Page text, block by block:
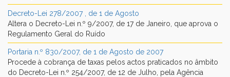
Decreto-Lei 278/2007 , de 1 de Agosto
Altera o Decreto-Lei n.º 9/2007, de 17 de Janeiro, que aprova o
Regulamento Geral do Ruído
Portaria n.º 830/2007, de 1 de Agosto de 2007
Procede à cobrança de taxas pelos actos praticados no âmbito
do Decreto-Lei n.º 254/2007, de 12 de Julho, pela Agência